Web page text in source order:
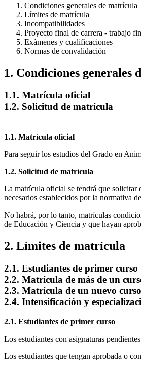
Condiciones generales de matrícula
Límites de matrícula
Incompatibilidades
Proyecto final de carrera - trabajo
Exàmenes y cualificaciones
Normas de convalidación
1. Condiciones generales
1.1. Matrícula oficial
1.2. Solicitud de matrícula
1.1. Matrícula oficial
Para seguir los estudios del Grado en
1.2. Solicitud de matrícula
La matrícula oficial se tendrá que solicitar
necesarios establecidos por la normativa
No habrá, por lo tanto, matrículas
de Educación y Ciencia y que hayan
2. Límites de matrícula
2.1. Estudiantes de primer curso
2.2. Matrícula de más de un
2.3. Matrícula de un nuevo curso
2.4. Intensificación y
2.1. Estudiantes de primer curso
Los estudiantes con asignaturas
Los estudiantes que tengan aprobada o